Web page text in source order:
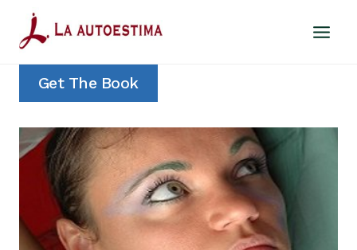
Saltar
contenido
Get The Book